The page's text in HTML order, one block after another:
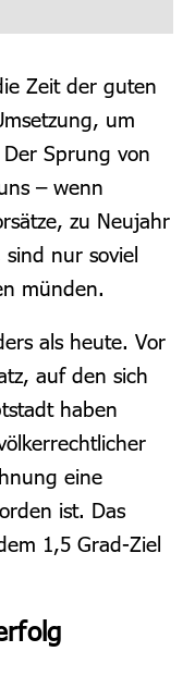
Zeit der guten
um
Sprung von
– wenn
zu Neujahr
nur soviel
münden.
als heute. Vor
auf den sich
haben
eine
ist. Das
1,5 Grad-Ziel